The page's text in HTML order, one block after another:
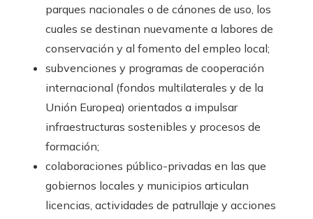
parques nacionales o de cánones de uso, los
cuales se destinan nuevamente a labores de
conservación y al fomento del empleo local;
subvenciones y programas de cooperación
internacional (fondos multilaterales y de la
Unión Europea) orientados a impulsar
infraestructuras sostenibles y procesos de
formación;
colaboraciones público-privadas en las que
gobiernos locales y municipios articulan
licencias, actividades de patrullaje y acciones